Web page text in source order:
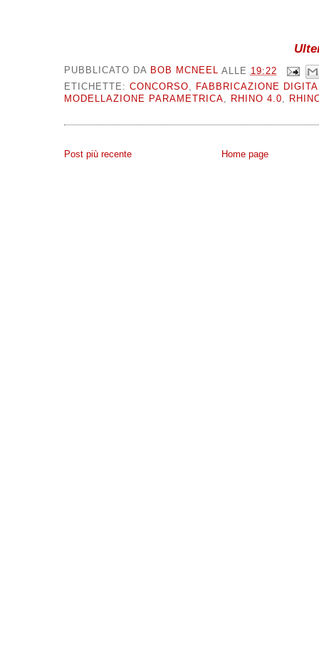
PUBBLICATO DA BOB MCNEEL ALLE 19:22
ETICHETTE: CONCORSO,
FABBRICAZIONE
MODELLAZIONE PARAMETRICA, RHINO 4.0,
Post più recente Home page